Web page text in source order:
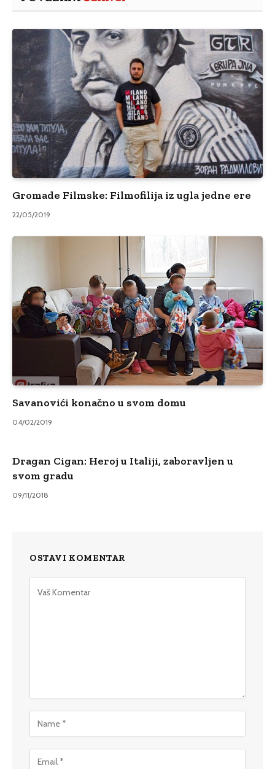
Gromade Filmske: Filmofilija iz ugla jedne ere
22/05/2019
Savanovići konačno u svom domu
04/02/2019
Dragan Cigan: Heroj u Italiji, zaboravljen u
svom gradu
09/11/2018
OSTAVI KOMENTAR